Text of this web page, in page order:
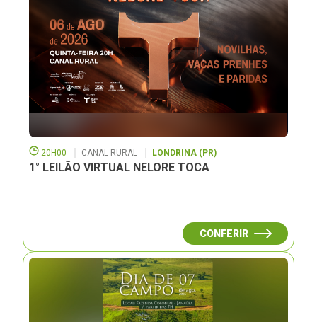
20H00 CANAL RURAL LONDRINA (PR)
1° LEILÃO VIRTUAL NELORE TOCA
CONFERIR